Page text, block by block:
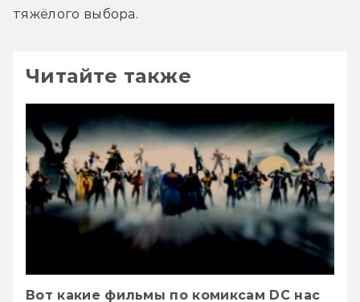
тяжёлого выбора.
Читайте также
Вот какие фильмы по комиксам DC нас